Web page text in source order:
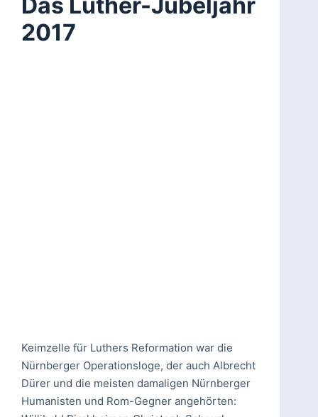
Das Luther-Jubeljahr
2017
Keimzelle für Luthers Reformation war die
Nürnberger Operationsloge, der auch Albrecht
Dürer und die meisten damaligen Nürnberger
Humanisten und Rom-Gegner angehörten: